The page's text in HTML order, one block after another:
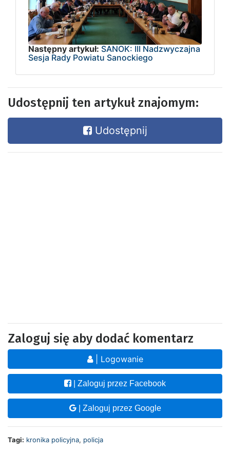
Następny artykuł: SANOK: III Nadzwyczajna
Sesja Rady Powiatu Sanockiego
Udostępnij ten artykuł znajomym:
Udostępnij
Zaloguj się aby dodać komentarz
| Logowanie
| Zaloguj przez Facebook
| Zaloguj przez Google
Tagi: kronika policyjna, policja